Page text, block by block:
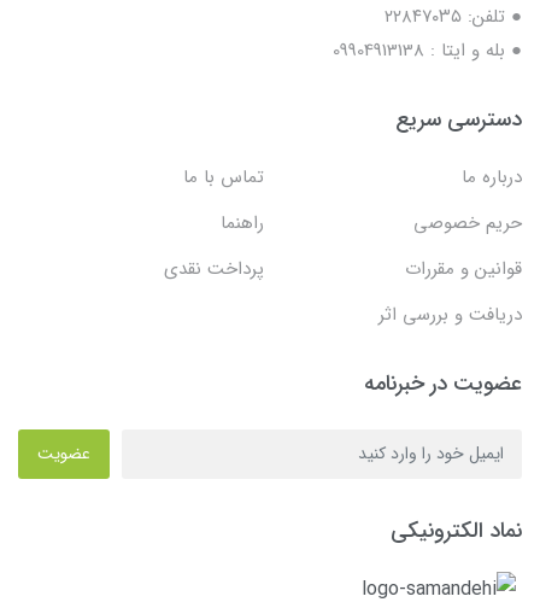
● تلفن: ٢٢٨۴٧۰۳۵
● بله و ایتا : 09904913138
دسترسی سریع
درباره ما
تماس با ما
حریم خصوصی
راهنما
قوانین و مقررات
پرداخت نقدی
دریافت و بررسی اثر
عضویت در خبرنامه
عضویت
نماد الکترونیکی